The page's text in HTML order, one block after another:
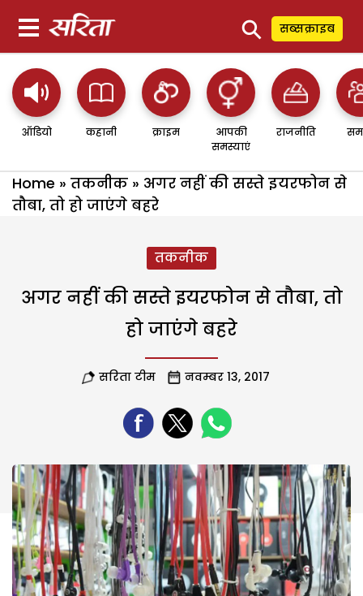
⚲ सब्सक्राइब
ऑडियो कहानी क्राइम
आपकी
समस्याएं
राजनीति
Home » तकनीक » अगर नहीं की सस्ते इयरफोन से
तौबा, तो हो जाएंगे बहरे
तकनीक
अगर नहीं की सस्ते इयरफोन से तौबा, तो
हो जाएंगे बहरे
सरिता टीम नवम्बर 13, 2017